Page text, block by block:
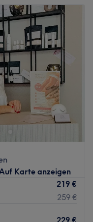
Produkte,
tierversuchsfrei,
Getränke und
09:00 –20:00
09:00
09:00–20:00
09:00– 20:00
09:00
18:00
Geschlossen
Karte anzeigen
219 €
259 €